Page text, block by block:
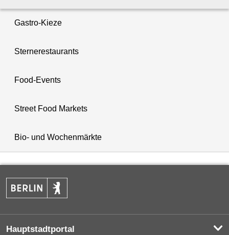
Gastro-Kieze
Sternerestaurants
Food-Events
Street Food Markets
Bio- und Wochenmärkte
Hauptstadtportal